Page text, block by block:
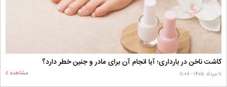
کاشت ناخن در بارداری؛ آیا انجام آن برای مادر و جنین خطر دارد؟
۱۱ مرداد ۱۴۰۵ - ۱۱:۰۸ مشاهده